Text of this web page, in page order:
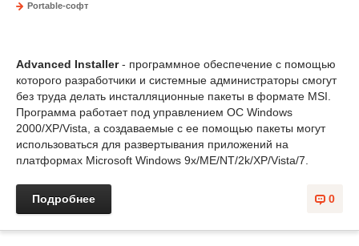
Portable-софт
Advanced Installer- программное обеспечение с помощью
которого разработчики и системные администраторы смогут
без труда делать инсталляционные пакеты в формате MSI.
Программа работает под управлением ОС Windows
2000/XP/Vista, а создаваемые с ее помощью пакеты могут
использоваться для развертывания приложений на
платформах Microsoft Windows 9x/ME/NT/2k/XP/Vista/7.
0
Подробнее